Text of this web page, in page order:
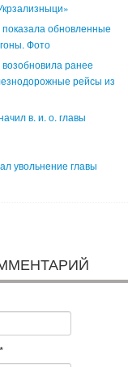
обновленные
Фото
ранее
рейсы из
в. и. о. главы
увольнение главы
*